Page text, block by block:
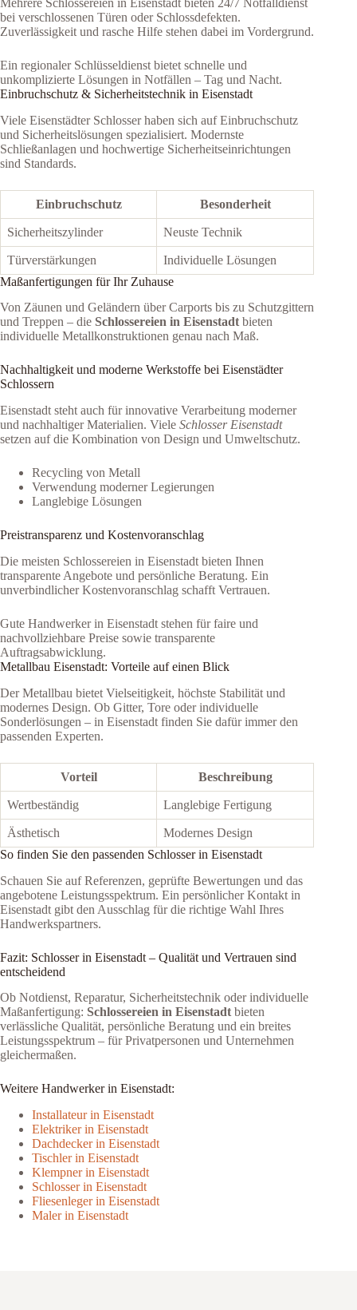
bei verschlossenen Türen oder Schlossdefekten.
Zuverlässigkeit und rasche Hilfe stehen dabei im Vordergrund.
Ein regionaler Schlüsseldienst bietet schnelle und
unkomplizierte Lösungen in Notfällen – Tag und Nacht.
Einbruchschutz & Sicherheitstechnik in Eisenstadt
Viele Eisenstädter Schlosser haben sich auf Einbruchschutz
und Sicherheitslösungen spezialisiert. Modernste
Schließanlagen und hochwertige Sicherheitseinrichtungen
sind Standards.
Einbruchschutz Besonderheit
Sicherheitszylinder Neuste Technik
Türverstärkungen
Individuelle Lösungen
Maßanfertigungen für Ihr Zuhause
Von Zäunen und Geländern über Carports bis zu Schutzgittern
und Treppen – die Schlossereien in Eisenstadt bieten
individuelle Metallkonstruktionen genau nach Maß.
Nachhaltigkeit und moderne Werkstoffe bei Eisenstädter
Schlossern
Eisenstadt steht auch für innovative Verarbeitung moderner
und nachhaltiger Materialien. Viele Schlosser Eisenstadt
setzen auf die Kombination von Design und Umweltschutz.
Recycling von Metall
Verwendung moderner Legierungen
Langlebige Lösungen
Preistransparenz und Kostenvoranschlag
Die meisten Schlossereien in Eisenstadt bieten Ihnen
transparente Angebote und persönliche Beratung. Ein
unverbindlicher Kostenvoranschlag schafft Vertrauen.
Gute Handwerker in Eisenstadt stehen für faire und
nachvollziehbare Preise sowie transparente
Auftragsabwicklung.
Metallbau Eisenstadt: Vorteile auf einen Blick
Der Metallbau bietet Vielseitigkeit, höchste Stabilität und
modernes Design. Ob Gitter, Tore oder individuelle
Sonderlösungen – in Eisenstadt finden Sie dafür immer den
passenden Experten.
Vorteil Beschreibung
Wertbeständig Langlebige Fertigung
Ästhetisch
Modernes Design
So finden Sie den passenden Schlosser in Eisenstadt
Schauen Sie auf Referenzen, geprüfte Bewertungen und das
angebotene Leistungsspektrum. Ein persönlicher Kontakt in
Eisenstadt gibt den Ausschlag für die richtige Wahl Ihres
Handwerkspartners.
Fazit: Schlosser in Eisenstadt – Qualität und Vertrauen sind
entscheidend
Ob Notdienst, Reparatur, Sicherheitstechnik oder individuelle
Maßanfertigung: Schlossereien in Eisenstadt bieten
verlässliche Qualität, persönliche Beratung und ein breites
Leistungsspektrum – für Privatpersonen und Unternehmen
gleichermaßen.
Weitere Handwerker in Eisenstadt:
Installateur in Eisenstadt
Elektriker in Eisenstadt
Dachdecker in Eisenstadt
Tischler in Eisenstadt
Klempner in Eisenstadt
Schlosser in Eisenstadt
Fliesenleger in Eisenstadt
Maler in Eisenstadt